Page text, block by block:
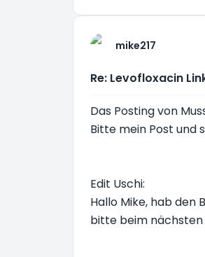
mike217
Re: Levofloxacin
Das Posting von
Bitte mein Post und
Edit Uschi:
Hallo Mike, hab den
bitte beim nächsten